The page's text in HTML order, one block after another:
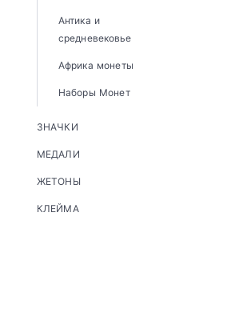
Антика и
средневековье
Африка монеты
Наборы Монет
ЗНАЧКИ
МЕДАЛИ
ЖЕТОНЫ
КЛЕЙМА